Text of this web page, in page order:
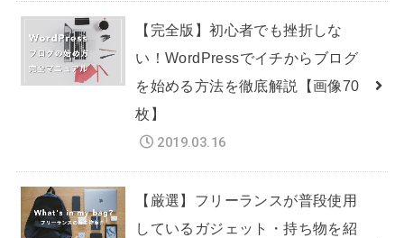
【完全版】初心者でも挫折しな
い！WordPressでイチからブログ
を始める方法を徹底解説【画像70
枚】
2019.03.16
【厳選】フリーランスが普段使用
しているガジェット・持ち物を紹